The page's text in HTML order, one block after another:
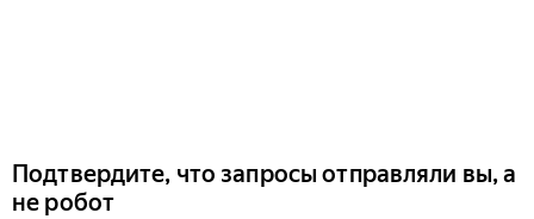
Подтвердите, что запросы отправляли вы, а
не робот